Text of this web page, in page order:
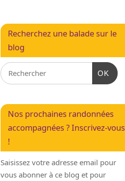
Recherchez une balade sur le
blog
OK
Nos prochaines randonnées
accompagnées ? Inscrivez-vous
!
Saisissez votre adresse email pour
vous abonner à ce blog et pour